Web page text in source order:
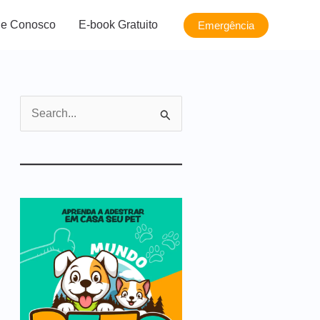
Conosco E-book Gratuito Emergência
s
s